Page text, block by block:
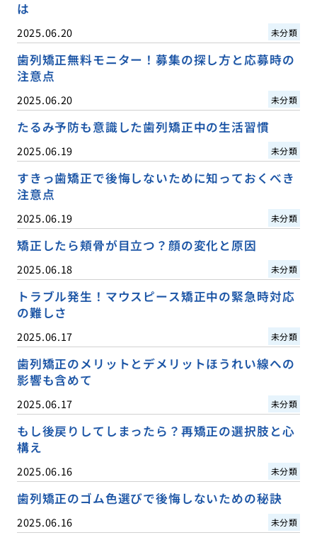
は
2025.06.20 未分類
歯列矯正無料モニター！募集の探し方と応募時の
注意点
2025.06.20 未分類
たるみ予防も意識した歯列矯正中の生活習慣
2025.06.19 未分類
すきっ歯矯正で後悔しないために知っておくべき
注意点
2025.06.19 未分類
矯正したら頬骨が目立つ？顔の変化と原因
2025.06.18 未分類
トラブル発生！マウスピース矯正中の緊急時対応
の難しさ
2025.06.17 未分類
歯列矯正のメリットとデメリットほうれい線への
影響も含めて
2025.06.17 未分類
もし後戻りしてしまったら？再矯正の選択肢と心
構え
2025.06.16 未分類
歯列矯正のゴム色選びで後悔しないための秘訣
2025.06.16 未分類